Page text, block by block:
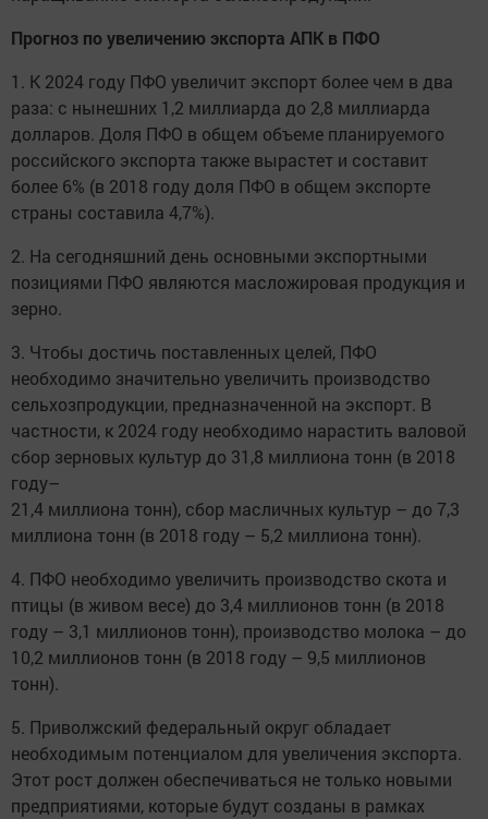
Прогноз по увеличению экспорта АПК в ПФО
1. К 2024 году ПФО увеличит экспорт более чем в два
раза: с нынешних 1,2 миллиарда до 2,8 миллиарда
долларов. Доля ПФО в общем объеме планируемого
российского экспорта также вырастет и составит
более 6% (в 2018 году доля ПФО в общем экспорте
страны составила 4,7%).
2. На сегодняшний день основными экспортными
позициями ПФО являются масложировая продукция и
зерно.
3. Чтобы достичь поставленных целей, ПФО
необходимо значительно увеличить производство
сельхозпродукции, предназначенной на экспорт. В
частности, к 2024 году необходимо нарастить валовой
сбор зерновых культур до 31,8 миллиона тонн (в 2018
году–
21,4 миллиона тонн), сбор масличных культур – до 7,3
миллиона тонн (в 2018 году – 5,2 миллиона тонн).
4. ПФО необходимо увеличить производство скота и
птицы (в живом весе) до 3,4 миллионов тонн (в 2018
году – 3,1 миллионов тонн), производство молока – до
10,2 миллионов тонн (в 2018 году – 9,5 миллионов
тонн).
5. Приволжский федеральный округ обладает
необходимым потенциалом для увеличения экспорта.
Этот рост должен обеспечиваться не только новыми
предприятиями, которые будут созданы в рамках